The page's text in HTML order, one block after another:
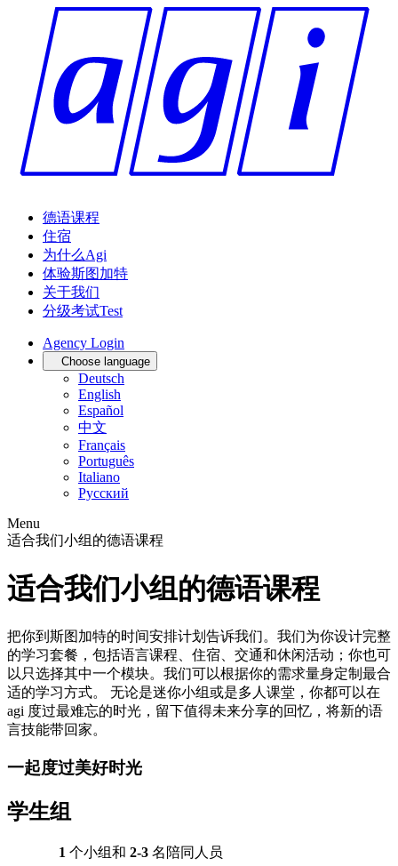
德语课程
住宿
为什么Agi
体验斯图加特
关于我们
分级考试Test
Agency Login
Choose language
Deutsch
English
Español
中文
Français
Português
Italiano
Русский
Menu
适合我们小组的德语课程
适合我们小组的德语课程
把你到斯图加特的时间安排计划告诉我们。我们为你设计完整
的学习套餐，包括语言课程、住宿、交通和休闲活动；你也可
以只选择其中一个模块。我们可以根据你的需求量身定制最合
适的学习方式。 无论是迷你小组或是多人课堂，你都可以在
agi 度过最难忘的时光，留下值得未来分享的回忆，将新的语
言技能带回家。
一起度过美好时光
学生组
1 个小组和 2-3 名陪同人员